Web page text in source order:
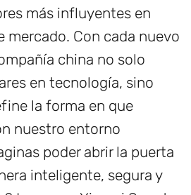
más influyentes en
mercado. Con cada nuevo
china no solo
en tecnología, sino
la forma en que
nuestro entorno
poder abrir la puerta
inteligente, segura y